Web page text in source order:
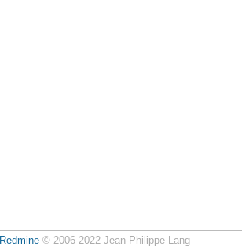
Redmine© 2006-2022 Jean-Philippe Lang